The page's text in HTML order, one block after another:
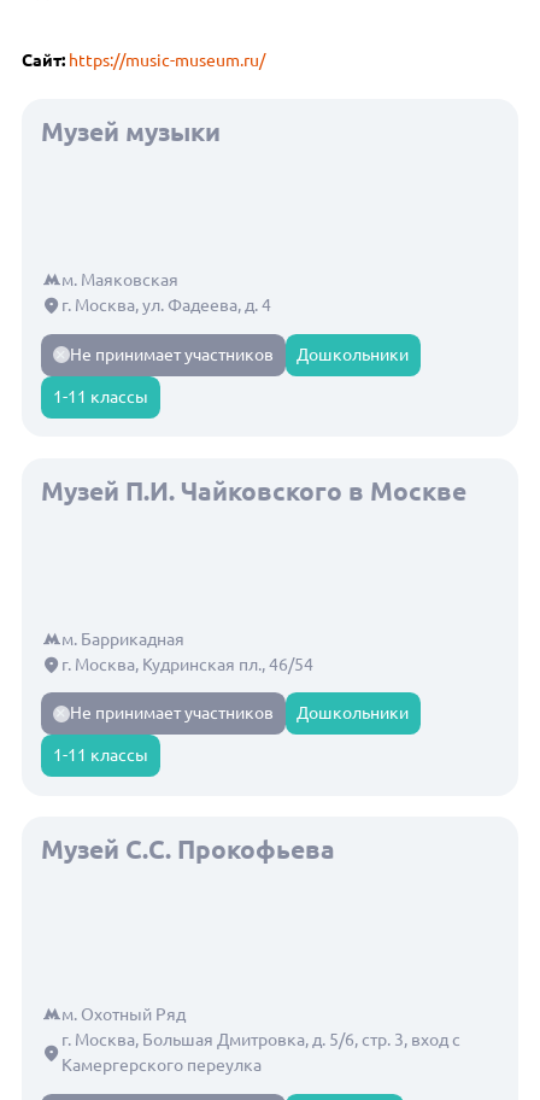
Сайт: https://music-museum.ru/
Музей музыки
м. Маяковская
г. Москва, ул. Фадеева, д. 4
Не принимает участников Дошкольники
1-11 классы
Музей П.И. Чайковского в Москве
м. Баррикадная
г. Москва, Кудринская пл., 46/54
Не принимает участников Дошкольники
1-11 классы
Музей С.С. Прокофьева
м. Охотный Ряд
г. Москва, Большая Дмитровка, д. 5/6, стр. 3, вход с
Камергерского переулка